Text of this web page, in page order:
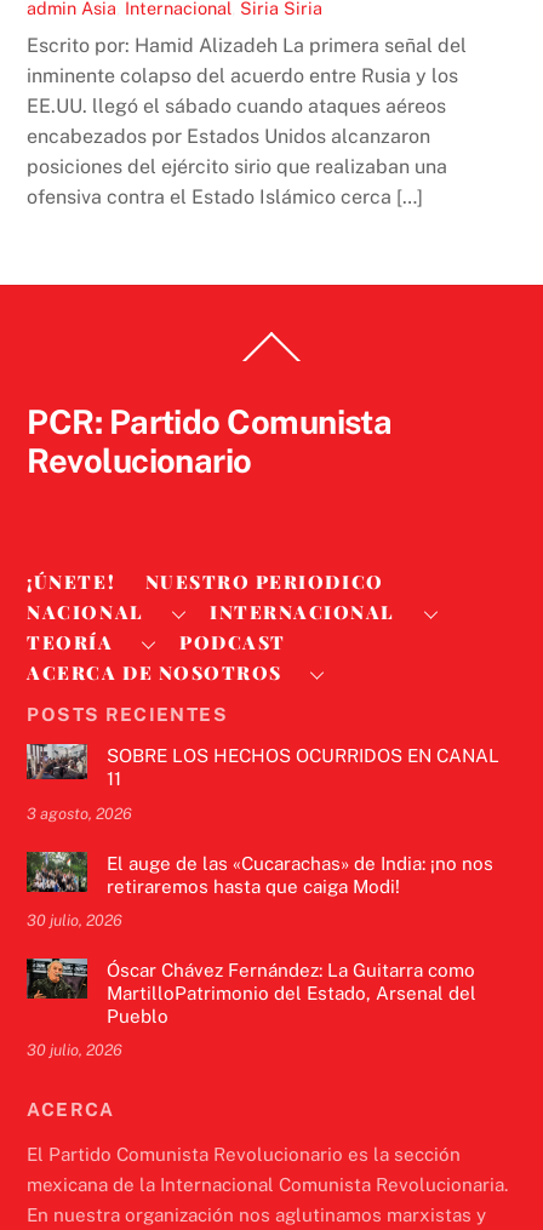
admin Asia Internacional Siria Siria
Escrito por: Hamid Alizadeh La primera señal del
inminente colapso del acuerdo entre Rusia y los
EE.UU. llegó el sábado cuando ataques aéreos
encabezados por Estados Unidos alcanzaron
posiciones del ejército sirio que realizaban una
ofensiva contra el Estado Islámico cerca […]
To
PCR: Partido Comunista
Revolucionario
¡ÚNETE!
NUESTRO PERIODICO
NACIONAL
INTERNACIONAL
TEORÍA
PODCAST
ACERCA DE NOSOTROS
POSTS RECIENTES
SOBRE LOS HECHOS OCURRIDOS EN CANAL
11
3 agosto, 2026
El auge de las «Cucarachas» de India: ¡no nos
retiraremos hasta que caiga Modi!
30 julio, 2026
Óscar Chávez Fernández: La Guitarra como
MartilloPatrimonio del Estado, Arsenal del
Pueblo
30 julio, 2026
ACERCA
El Partido Comunista Revolucionario es la sección
mexicana de la Internacional Comunista Revolucionaria.
En nuestra organización nos aglutinamos marxistas y